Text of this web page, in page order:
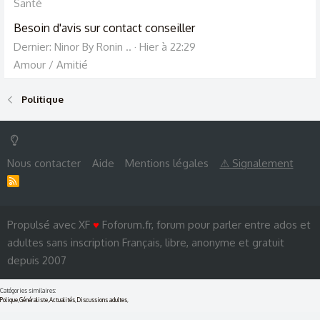
Santé
Besoin d'avis sur contact conseiller
Dernier: Ninor By Ronin ..
Hier à 22:29
Amour / Amitié
Politique
Nous contacter Aide Mentions légales ⚠ Signalement
Propulsé avec XF ♥ Foforum.fr, forum pour parler entre ados et
adultes sans inscription Français, libre, anonyme et gratuit
depuis 2007
Catégories similaires:
Polique Généraliste Actualités Discussions adultes